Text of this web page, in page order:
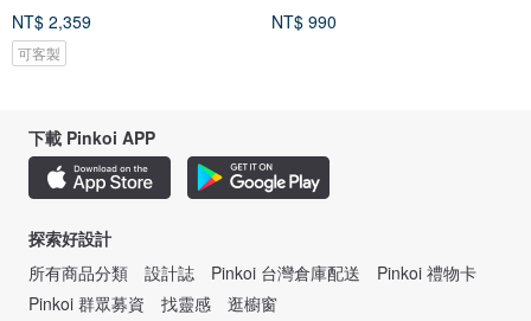
NT$ 2,359
可客製
NT$ 990
下載 Pinkoi APP
探索好設計
所有商品分類
設計誌 Pinkoi 台灣倉庫配送
Pinkoi 禮物卡
Pinkoi 群眾募資
找靈感 逛櫥窗